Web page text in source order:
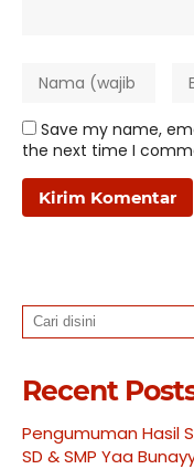
Save my name,
the next time I
Search
Recent
Pengumuman Hasil
SD & SMP Yaa